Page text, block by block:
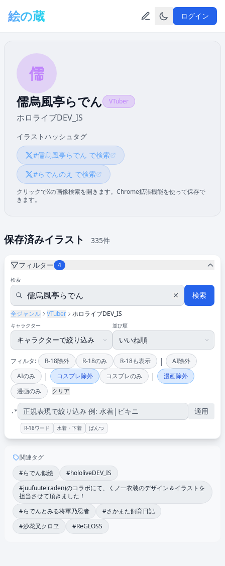
絵の蔵 ログイン
儒
儒烏風亭らでん VTuber
ホロライブDEV_IS
イラストハッシュタグ
#儒烏風亭らでん で検索
#らでんのえ で検索
クリックでXの画像検索を開きます。Chrome拡張機能を使って保存で
きます。
保存済みイラスト 335件
フィルター 4
検索
検索
全ジャンル VTuber ホロライブDEV_IS
キャラクター 並び順
フィルタ: R-18除外 R-18のみ R-18も表示 |
AI除外
AIのみ
| コスプレ除外 コスプレのみ |
漫画除外
漫画のみ
クリア
.* 適用
R-18ワード 水着・下着 ぱんつ
関連タグ
#らでん似絵
#hololiveDEV_IS
#juufuuteiraden)のコラボにて、くノ一衣装のデザイン＆イラストを
担当させて頂きました！
#らでんとみる将軍乃忍者
#さかまた飼育日記
#沙花叉クロヱ
#ReGLOSS